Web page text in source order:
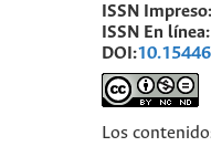
ISSN Impreso:
ISSN En línea:
DOI:
Los